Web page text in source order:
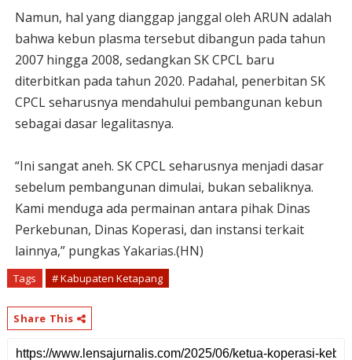
Namun, hal yang dianggap janggal oleh ARUN adalah
bahwa kebun plasma tersebut dibangun pada tahun
2007 hingga 2008, sedangkan SK CPCL baru
diterbitkan pada tahun 2020. Padahal, penerbitan SK
CPCL seharusnya mendahului pembangunan kebun
sebagai dasar legalitasnya.
“Ini sangat aneh. SK CPCL seharusnya menjadi dasar
sebelum pembangunan dimulai, bukan sebaliknya.
Kami menduga ada permainan antara pihak Dinas
Perkebunan, Dinas Koperasi, dan instansi terkait
lainnya,” pungkas Yakarias.(HN)
Tags # Kabupaten Ketapang
Share This